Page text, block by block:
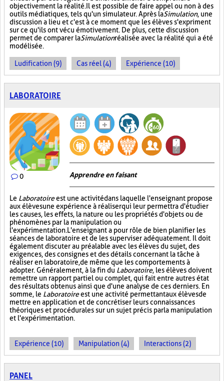
objectivement la réalité. Il est possible de faire appel ou non à des
outils médiatiques, tels qu'un simulateur. Après laSimulation, une
discussion a lieu et c'est à ce moment que les élèves s'expriment
sur ce qu'ils ont vécu émotivement. De plus, cette discussion
permet de comparer laSimulationréalisée avec la réalité qui a été
modélisée.
Ludification (9) Cas réel (4) Expérience (10)
LABORATOIRE
0 Apprendre en faisant
Le Laboratoireest une activité dans laquelle l'enseignant propose
aux élèves une expérience à réaliser qui leur permettra d'étudier
les causes, les effets, la nature ou les propriétés d'objets ou de
phénomènes par la manipulation ou
l'expérimentation. L'enseignant a pour rôle de bien planifier les
séances de laboratoire et de les superviser adéquatement. Il doit
également discuter au préalable avec les élèves du sujet, des
exigences, des consignes et des détails concernant la tâche à
réaliser en laboratoire, de même que les comportements à
adopter. Généralement, à la fin du Laboratoire, les élèves doivent
remettre un rapport partiel ou complet, qui fait entre autres état
des résultats obtenus ainsi que d'une analyse de ces derniers. En
somme, le Laboratoireest une activité permettant aux élèves de
mettre en application et de concrétiser leurs connaissances
théoriques et procédurales sur un sujet précis par la manipulation
et l'expérimentation.
Expérience (10) Manipulation (4) Interactions (2)
PANEL